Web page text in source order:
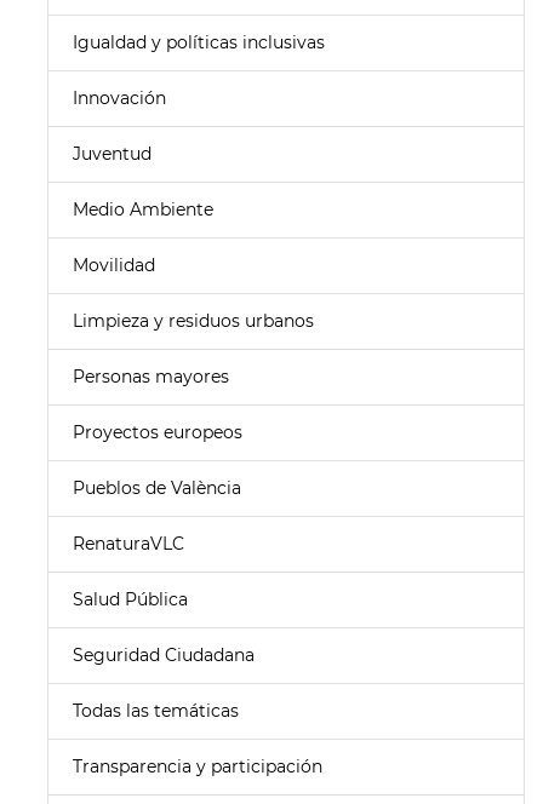
Igualdad y políticas inclusivas
Innovación
Juventud
Medio Ambiente
Movilidad
Limpieza y residuos urbanos
Personas mayores
Proyectos europeos
Pueblos de València
RenaturaVLC
Salud Pública
Seguridad Ciudadana
Todas las temáticas
Transparencia y participación